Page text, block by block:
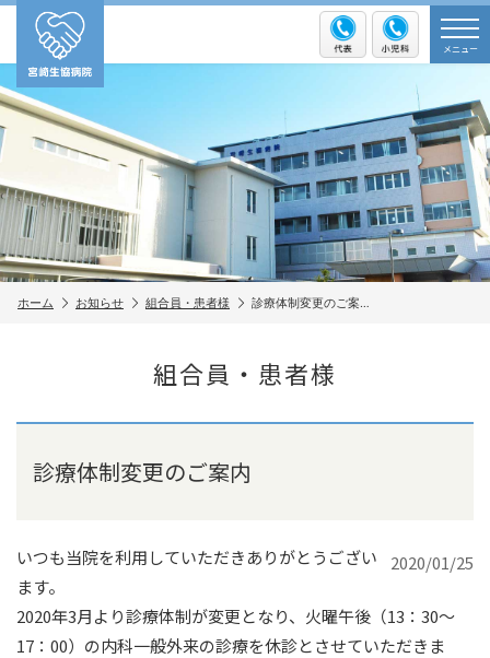
メニュー
ホーム お知らせ 組合員・患者様 診療体制変更のご案…
組合員・患者様
診療体制変更のご案内
2020/01/25
いつも当院を利用していただきありがとうござい
ます。
2020年3月より診療体制が変更となり、火曜午後（13：30～
17：00）の内科一般外来の診療を休診とさせていただきま